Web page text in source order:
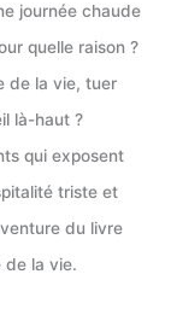
journée chaude
quelle raison ?
de la vie, tuer
là-haut ?
qui exposent
triste et
du livre
de la vie.